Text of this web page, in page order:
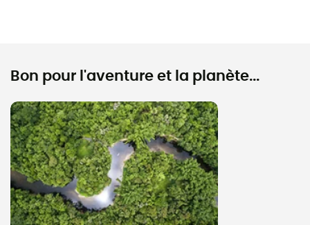
Bon pour l'aventure et la planète...